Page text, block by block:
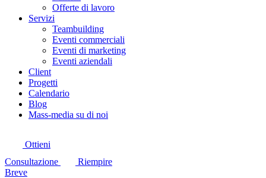
Offerte di lavoro
Servizi
Teambuilding
Eventi commerciali
Eventi di marketing
Eventi aziendali
Client
Progetti
Calendario
Blog
Mass-media su di noi
Ottieni
Consultazione
Riempire
Breve